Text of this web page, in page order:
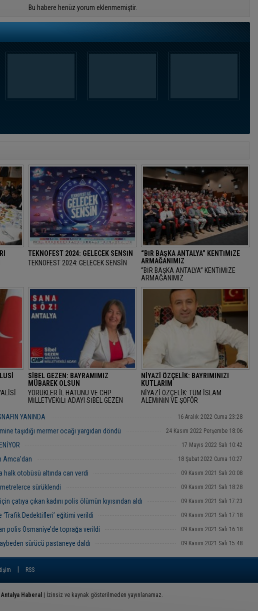
Bu habere henüz yorum eklenmemiştir.
TEKNOFEST 2024: GELECEK SENSİN
TEKNOFEST 2024: GELECEK SENSİN
“BİR BAŞKA ANTALYA” KENTİMİZE
ARMAĞANIMIZ
“BİR BAŞKA ANTALYA” KENTİMİZE
ARMAĞANIMIZ
SİBEL GEZEN: BAYRAMIMIZ
MÜBAREK OLSUN
YÖRÜKLER İL HATUNU VE CHP
MİLLETVEKİLİ ADAYI SİBEL GEZEN
"BAŞRAMIMIZ MÜBAREK OLSUN" DEDİ.
NİYAZİ ÖZÇELİK: BAYRIMINIZI
KUTLARIM
NİYAZİ ÖZÇELİK: TÜM İSLAM
ALEMİNİN VE ŞOFÖR
BAYRAMINIZI KUTLARIM
YANINDA 16 Aralık 2022 Cuma 23:28
taşıdığı mermer ocağı yargıdan döndü 24 Kasım 2022 Perşembe 18:06
17 Mayıs 2022 Salı 10:42
Amca’dan 18 Şubat 2022 Cuma 10:27
halk otobüsü altında can verdi 09 Kasım 2021 Salı 20:08
metrelerce sürüklendi 09 Kasım 2021 Salı 18:28
çatıya çıkan kadını polis ölümün kıyısından aldı 09 Kasım 2021 Salı 17:23
Dedektifleri’ eğitimi verildi 09 Kasım 2021 Salı 17:18
polis Osmaniye’de toprağa verildi 09 Kasım 2021 Salı 16:18
sürücü pastaneye daldı 09 Kasım 2021 Salı 15:48
RSS
Antalya Haberal | İzinsiz ve kaynak gösterilmeden yayınlanamaz.